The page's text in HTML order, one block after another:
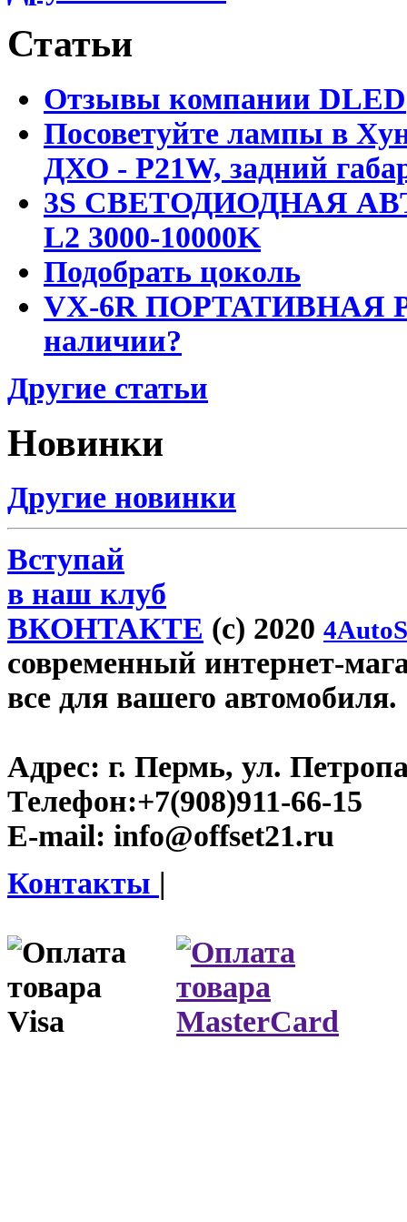
Статьи
Отзывы компании DLED
Посоветуйте лампы в
ДХО - P21W, задний
3S СВЕТОДИОДНАЯ
L2 3000-10000K
Подобрать цоколь
VX-6R ПОРТАТИВНАЯ
наличии?
Другие статьи
Новинки
Другие новинки
Вступай
в наш клуб
ВКОНТАКТЕ (c) 2020
современный интернет-
все для вашего автомобиля.
Адрес: г. Пермь, ул.
Телефон:+7(908)911-66-15
E-mail: info@offset21.ru
Контакты |